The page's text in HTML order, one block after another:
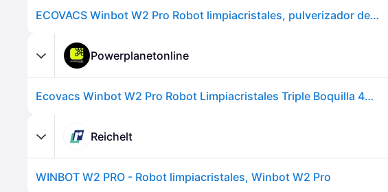
ECOVACS Winbot W2 Pro Robot limpiacristales, pulverizador de Agua de 3 boquillas, Sistema de protección de 10 Niveles, planificación de Ruta Win-Slam 4.0, Sistema de Ascenso Constante
Powerplanetonline
Ecovacs Winbot W2 Pro Robot Limpiacristales Triple Boquilla 4500 mAh
Reichelt
WINBOT W2 PRO - Robot limpiacristales, Winbot W2 Pro